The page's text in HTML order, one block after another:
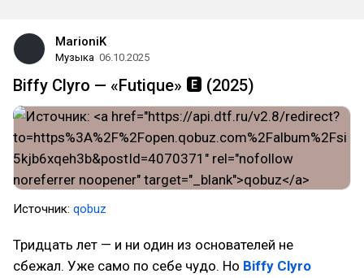
MarioniK
Музыка 06.10.2025
Biffy Clyro — «Futique» 🅴 (2025)
Источник: qobuz
Тридцать лет — и ни один из основателей не
сбежал. Уже само по себе чудо. Но Biffy Clyro